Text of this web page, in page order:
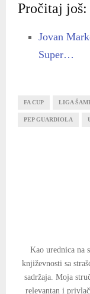
Pročitaj još:
Jovan
Super…
FA CUP LIGA
PEP GUARDIOLA
Kao urednica na
književnosti sa
sadržaja. Moja
relevantan i